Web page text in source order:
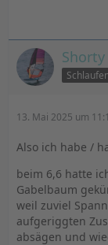
Shorty
13. Mai 2025 um
Also ich habe /
beim 6,6 hatte
Gabelbaum
weil zuviel
aufgeriggten
absägen und